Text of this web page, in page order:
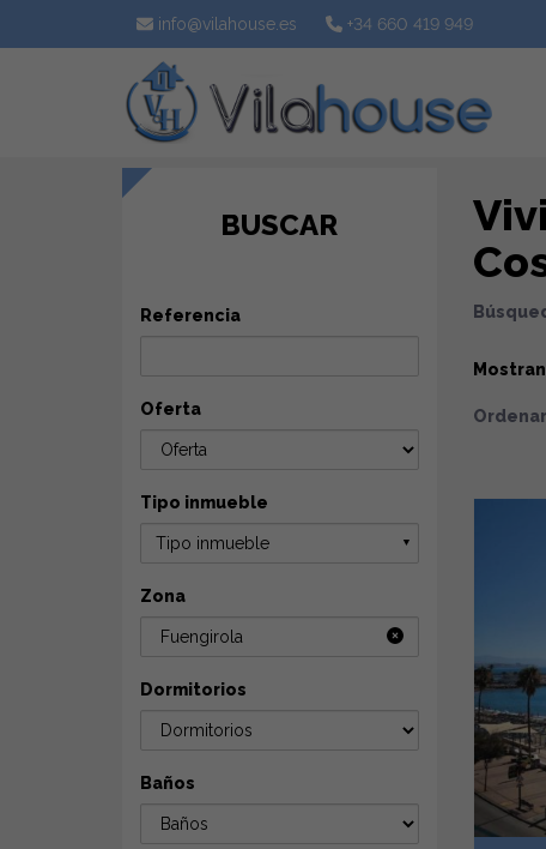
info@vilahouse.es +34 660 419 949
BUSCAR
Referencia
Oferta
Tipo inmueble
Tipo inmueble ▼
Zona
Fuengirola
Dormitorios
Baños